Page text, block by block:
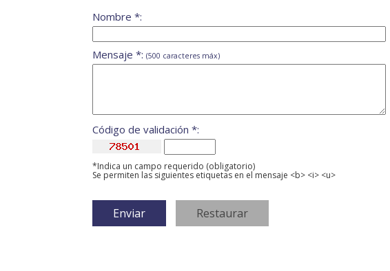
Nombre *:
Mensaje *: (500 caracteres máx)
Código de validación *:
*Indica un campo requerido (obligatorio)
Se permiten las siguientes etiquetas en el mensaje <b> <i> <u>